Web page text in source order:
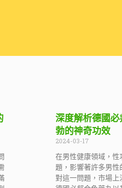
深度解析德國
勃的神奇功效
2024-03-17
在男性健康領域，性
題，影響著許多男
對這一問題，市場上